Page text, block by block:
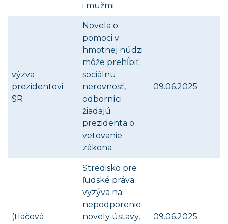
i mužmi
výzva
prezidentovi
SR
Novela o
pomoci v
hmotnej núdzi
môže prehĺbiť
sociálnu
nerovnosť,
odborníci
žiadajú
prezidenta o
vetovanie
zákona
09.06.2025
(tlačová
Stredisko pre
ľudské práva
vyzýva na
nepodporenie
novely ústavy,
09.06.2025